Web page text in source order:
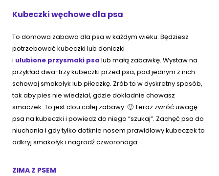
Kubeczki węchowe dla psa
To domowa zabawa dla psa w każdym wieku. Będziesz
potrzebować kubeczki lub doniczki
i ulubione przysmaki psa lub małą zabawkę. Wystaw na
przykład dwa-trzy kubeczki przed psa, pod jednym z nich
schowaj smakołyk lub piłeczkę. Zrób to w dyskretny sposób,
tak aby pies nie wiedział, gdzie dokładnie chowasz
smaczek. To jest clou całej zabawy. 🙂 Teraz zwróć uwagę
psa na kubeczki i powiedz do niego “szukaj”. Zachęć psa do
niuchania i gdy tylko dotknie nosem prawidłowy kubeczek to
odkryj smakołyk i nagrodź czworonoga.
ZIMA Z PSEM